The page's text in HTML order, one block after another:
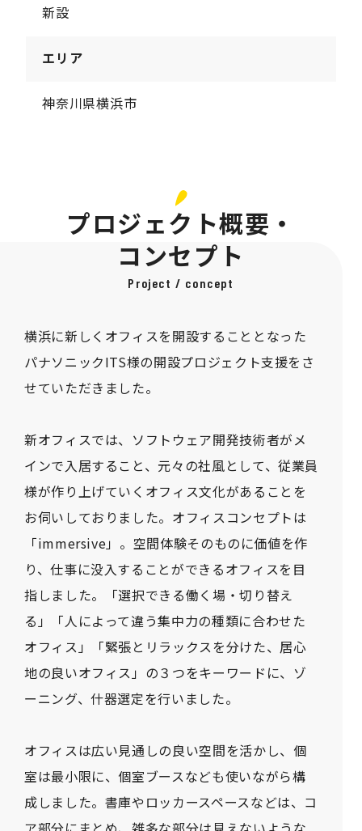
新設
エリア
神奈川県横浜市
プロジェクト概要・
コンセプト
Project / concept
横浜に新しくオフィスを開設することとなった
パナソニックITS様の開設プロジェクト支援をさ
せていただきました。
新オフィスでは、ソフトウェア開発技術者がメ
インで入居すること、元々の社風として、従業員
様が作り上げていくオフィス文化があることを
お伺いしておりました。オフィスコンセプトは
「immersive」。空間体験そのものに価値を作
り、仕事に没入することができるオフィスを目
指しました。「選択できる働く場・切り替え
る」「人によって違う集中力の種類に合わせた
オフィス」「緊張とリラックスを分けた、居心
地の良いオフィス」の３つをキーワードに、ゾ
ーニング、什器選定を行いました。
オフィスは広い見通しの良い空間を活かし、個
室は最小限に、個室ブースなども使いながら構
成しました。書庫やロッカースペースなどは、コ